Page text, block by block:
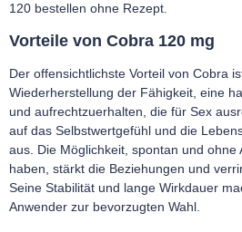
120 bestellen ohne Rezept.
Vorteile von Cobra 120 mg
Der offensichtlichste Vorteil von Cobra
Wiederherstellung der Fähigkeit, eine
und aufrechtzuerhalten, die für Sex
auf das Selbstwertgefühl und die
aus. Die Möglichkeit, spontan und ohne
haben, stärkt die Beziehungen und
Seine Stabilität und lange Wirkdauer
Anwender zur bevorzugten Wahl.